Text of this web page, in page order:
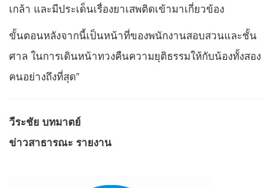
เกล้า และมีประเด็นเรื่องยาเสพติดเข้ามาเกี่ยวข้อง
ขั้นตอนหลังจากนี้เป็นหน้าที่ของพนักงานสอบสวนและชั้น
ศาล ในการเดินหน้าทวงคืนความยุติธรรมให้กับน้องทั้งสอง
คนอย่างถึงที่สุด”
วีระชัย บทมาตย์
ข่าวสาธารณะ รายงาน